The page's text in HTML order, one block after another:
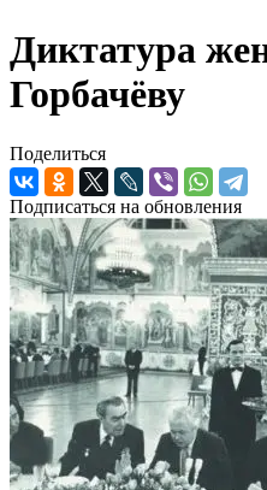
Диктатура
Горбачёву
Поделиться
Подписаться на обновления